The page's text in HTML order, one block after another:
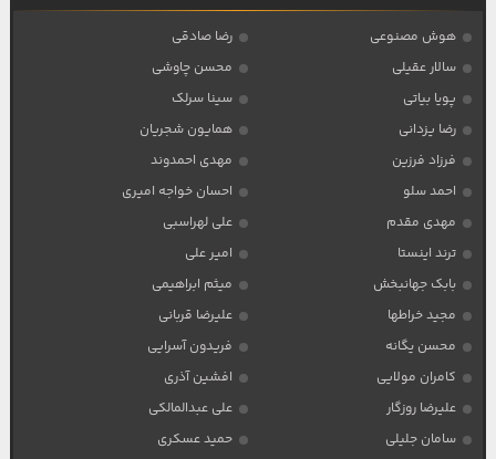
هوش مصنوعی
رضا صادقی
سالار عقیلی
محسن چاوشی
پویا بیاتی
سینا سرلک
رضا یزدانی
همایون شجریان
فرزاد فرزین
مهدی احمدوند
احمد سلو
احسان خواجه امیری
مهدی مقدم
علی لهراسبی
ترند اینستا
امیر علی
بابک جهانبخش
میثم ابراهیمی
مجید خراطها
علیرضا قربانی
محسن یگانه
فریدون آسرایی
کامران مولایی
افشین آذری
علیرضا روزگار
علی عبدالمالکی
سامان جلیلی
حمید عسکری